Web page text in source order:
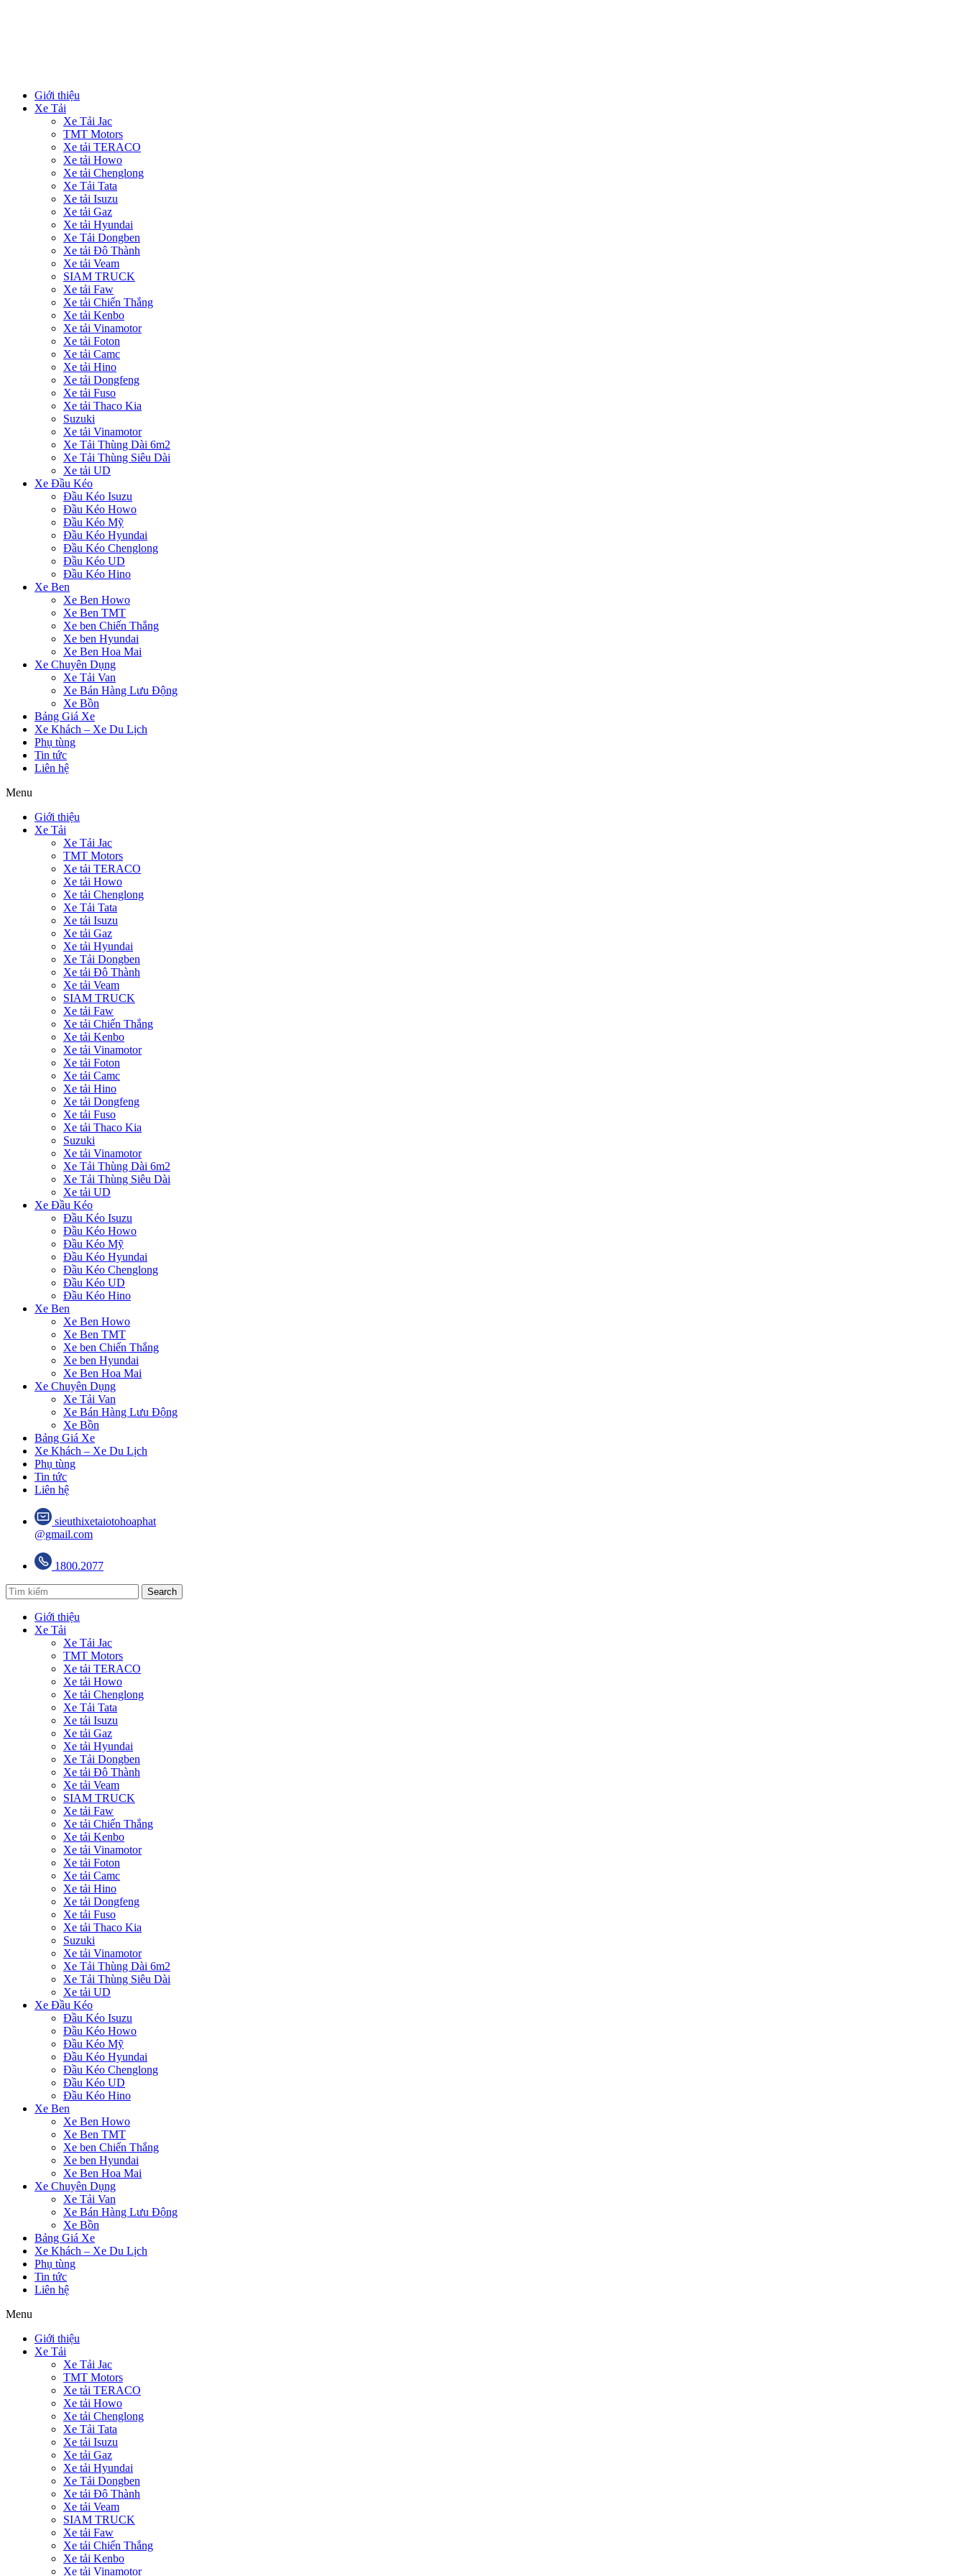
Giới thiệu
Xe Tải
Xe Tải Jac
TMT Motors
Xe tải TERACO
Xe tải Howo
Xe tải Chenglong
Xe Tải Tata
Xe tải Isuzu
Xe tải Gaz
Xe tải Hyundai
Xe Tải Dongben
Xe tải Đô Thành
Xe tải Veam
SIAM TRUCK
Xe tải Faw
Xe tải Chiến Thắng
Xe tải Kenbo
Xe tải Vinamotor
Xe tải Foton
Xe tải Camc
Xe tải Hino
Xe tải Dongfeng
Xe tải Fuso
Xe tải Thaco Kia
Suzuki
Xe tải Vinamotor
Xe Tải Thùng Dài 6m2
Xe Tải Thùng Siêu Dài
Xe tải UD
Xe Đầu Kéo
Đầu Kéo Isuzu
Đầu Kéo Howo
Đầu Kéo Mỹ
Đầu Kéo Hyundai
Đầu Kéo Chenglong
Đầu Kéo UD
Đầu Kéo Hino
Xe Ben
Xe Ben Howo
Xe Ben TMT
Xe ben Chiến Thắng
Xe ben Hyundai
Xe Ben Hoa Mai
Xe Chuyên Dụng
Xe Tải Van
Xe Bán Hàng Lưu Động
Xe Bồn
Bảng Giá Xe
Xe Khách – Xe Du Lịch
Phụ tùng
Tin tức
Liên hệ
Menu
Giới thiệu
Xe Tải
Xe Tải Jac
TMT Motors
Xe tải TERACO
Xe tải Howo
Xe tải Chenglong
Xe Tải Tata
Xe tải Isuzu
Xe tải Gaz
Xe tải Hyundai
Xe Tải Dongben
Xe tải Đô Thành
Xe tải Veam
SIAM TRUCK
Xe tải Faw
Xe tải Chiến Thắng
Xe tải Kenbo
Xe tải Vinamotor
Xe tải Foton
Xe tải Camc
Xe tải Hino
Xe tải Dongfeng
Xe tải Fuso
Xe tải Thaco Kia
Suzuki
Xe tải Vinamotor
Xe Tải Thùng Dài 6m2
Xe Tải Thùng Siêu Dài
Xe tải UD
Xe Đầu Kéo
Đầu Kéo Isuzu
Đầu Kéo Howo
Đầu Kéo Mỹ
Đầu Kéo Hyundai
Đầu Kéo Chenglong
Đầu Kéo UD
Đầu Kéo Hino
Xe Ben
Xe Ben Howo
Xe Ben TMT
Xe ben Chiến Thắng
Xe ben Hyundai
Xe Ben Hoa Mai
Xe Chuyên Dụng
Xe Tải Van
Xe Bán Hàng Lưu Động
Xe Bồn
Bảng Giá Xe
Xe Khách – Xe Du Lịch
Phụ tùng
Tin tức
Liên hệ
sieuthixetaiotohoaphat
@gmail.com
1800.2077
Search
Giới thiệu
Xe Tải
Xe Tải Jac
TMT Motors
Xe tải TERACO
Xe tải Howo
Xe tải Chenglong
Xe Tải Tata
Xe tải Isuzu
Xe tải Gaz
Xe tải Hyundai
Xe Tải Dongben
Xe tải Đô Thành
Xe tải Veam
SIAM TRUCK
Xe tải Faw
Xe tải Chiến Thắng
Xe tải Kenbo
Xe tải Vinamotor
Xe tải Foton
Xe tải Camc
Xe tải Hino
Xe tải Dongfeng
Xe tải Fuso
Xe tải Thaco Kia
Suzuki
Xe tải Vinamotor
Xe Tải Thùng Dài 6m2
Xe Tải Thùng Siêu Dài
Xe tải UD
Xe Đầu Kéo
Đầu Kéo Isuzu
Đầu Kéo Howo
Đầu Kéo Mỹ
Đầu Kéo Hyundai
Đầu Kéo Chenglong
Đầu Kéo UD
Đầu Kéo Hino
Xe Ben
Xe Ben Howo
Xe Ben TMT
Xe ben Chiến Thắng
Xe ben Hyundai
Xe Ben Hoa Mai
Xe Chuyên Dụng
Xe Tải Van
Xe Bán Hàng Lưu Động
Xe Bồn
Bảng Giá Xe
Xe Khách – Xe Du Lịch
Phụ tùng
Tin tức
Liên hệ
Menu
Giới thiệu
Xe Tải
Xe Tải Jac
TMT Motors
Xe tải TERACO
Xe tải Howo
Xe tải Chenglong
Xe Tải Tata
Xe tải Isuzu
Xe tải Gaz
Xe tải Hyundai
Xe Tải Dongben
Xe tải Đô Thành
Xe tải Veam
SIAM TRUCK
Xe tải Faw
Xe tải Chiến Thắng
Xe tải Kenbo
Xe tải Vinamotor